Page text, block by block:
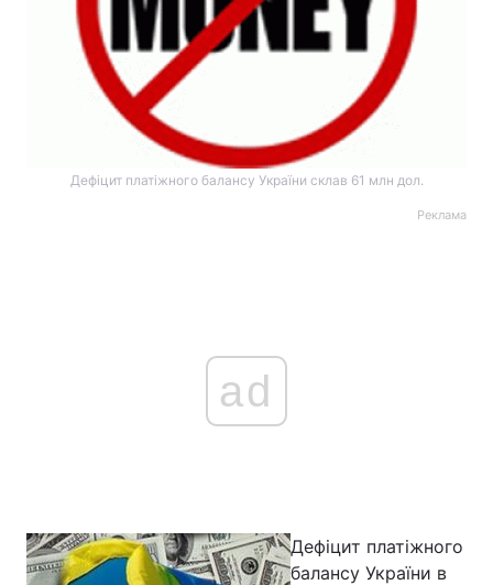
Дефіцит платіжного балансу України склав 61 млн дол.
Реклама
ad
Дефіцит платіжного
балансу України в